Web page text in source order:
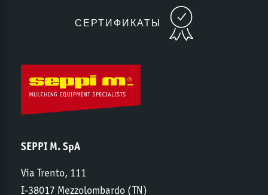
СЕРТИФИКАТЫ
SEPPI M. SpA
Via Trento, 111
I-38017 Mezzolombardo (TN)